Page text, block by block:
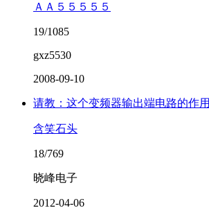
ＡＡ５５５５５
19/1085
gxz5530
2008-09-10
请教：这个变频器输出端电路的作用
含笑石头
18/769
晓峰电子
2012-04-06